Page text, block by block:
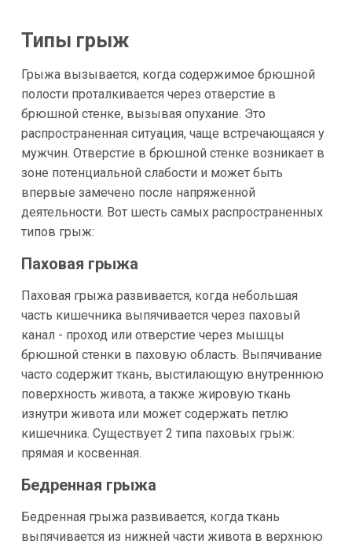
Типы грыж
Грыжа вызывается, когда содержимое брюшной
полости проталкивается через отверстие в
брюшной стенке, вызывая опухание. Это
распространенная ситуация, чаще встречающаяся у
мужчин. Отверстие в брюшной стенке возникает в
зоне потенциальной слабости и может быть
впервые замечено после напряженной
деятельности. Вот шесть самых распространенных
типов грыж:
Паховая грыжа
Паховая грыжа развивается, когда небольшая
часть кишечника выпячивается через паховый
канал - проход или отверстие через мышцы
брюшной стенки в паховую область. Выпячивание
часто содержит ткань, выстилающую внутреннюю
поверхность живота, а также жировую ткань
изнутри живота или может содержать петлю
кишечника. Существует 2 типа паховых грыж:
прямая и косвенная.
Бедренная грыжа
Бедренная грыжа развивается, когда ткань
выпячивается из нижней части живота в верхнюю